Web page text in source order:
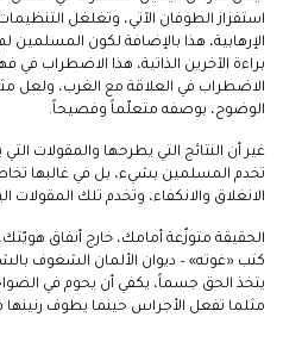
استفزاز الطوفان الآتي، وتغلغل
الإرهابية، هذا بالإضافة لكون المسلمين
براءة الآخرين الذاتية، هذا الاضطراب
الاضطراب في العلاقة مع الغرب، ولعل
الوضوح، بوصفه متعلّماً وفصيحاً.
غير أن النتائج التي يطرحها والمقولات
تخدم المسلمين بشيء، بل في غالبها
الانغلاق والانكفاء، وتخدم تلك المقولات
الحقيقة متوزّعة أمامك، خارج أنفاق
كتب «غوته» – ديوان الألمان الشغوف
يتخذ الحق جسماً، يكفي أن يحوم في
مثلما تفعل الأجراس حينما يطوف رنينها